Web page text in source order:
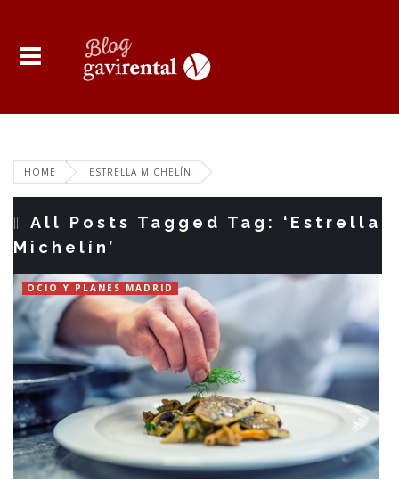
HOME ESTRELLA MICHELÍN
All Posts Tagged Tag: ‘Estrella
Michelín’
OCIO Y PLANES MADRID